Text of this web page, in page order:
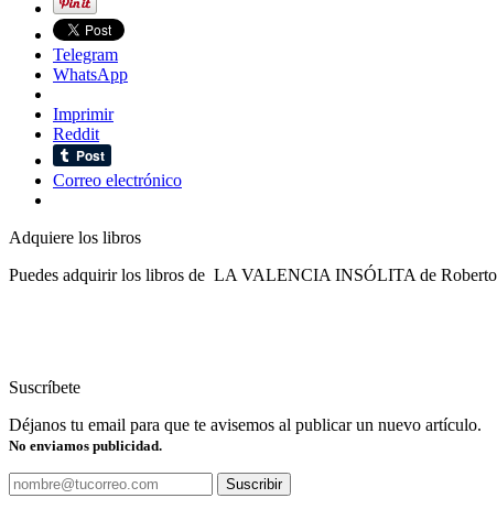
Telegram
WhatsApp
Imprimir
Reddit
Correo electrónico
Adquiere los libros
Puedes adquirir los libros de LA VALENCIA INSÓLITA de Roberto
Suscríbete
Déjanos tu email para que te avisemos al publicar un nuevo artículo.
No enviamos publicidad.